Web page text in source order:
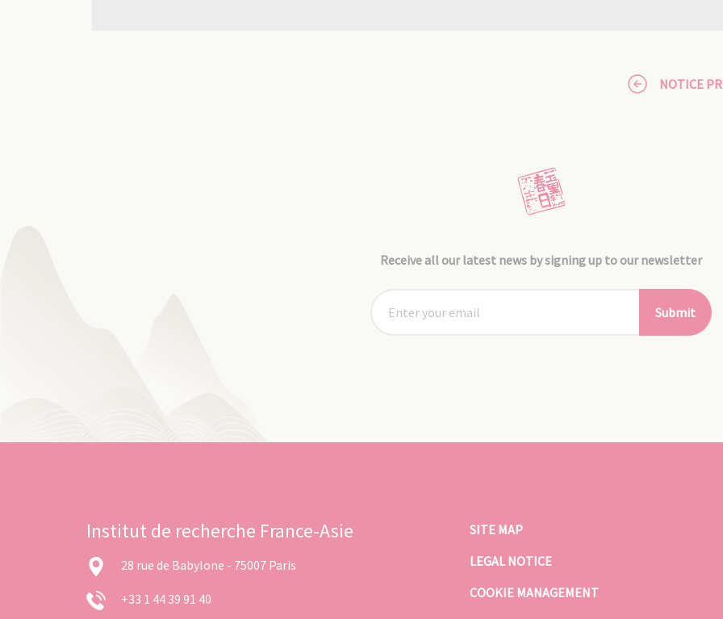
NOTICE
Receive all our latest news by signing up to our newsletter
Submit
Institut de recherche France-Asie
28 rue de Babylone - 75007 Paris
+33 1 44 39 91 40
SITE MAP
LEGAL NOTICE
COOKIE MANAGEMENT